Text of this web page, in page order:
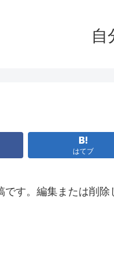
自
はてブ
す。編集または削除